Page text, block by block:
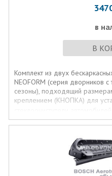
в
В
Комплект из двух
NEOFORM (серия дворников
сезоны), подходящий
креплением (КНОПКА) для